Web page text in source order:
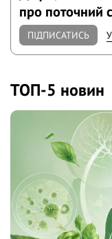
про поточний
ПІДПИСАТИСЬ
ТОП-5 новин